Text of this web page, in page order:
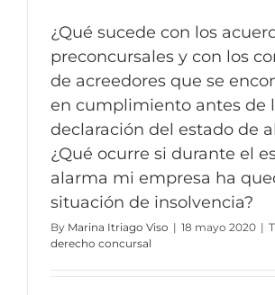
¿Qué sucede con los
preconcursales y con los
de acreedores que se
en cumplimiento antes de
declaración del estado de
¿Qué ocurre si durante el
alarma mi empresa ha
situación de insolvencia?
By Marina Itriago Viso | 18 mayo 2020 |
derecho concursal